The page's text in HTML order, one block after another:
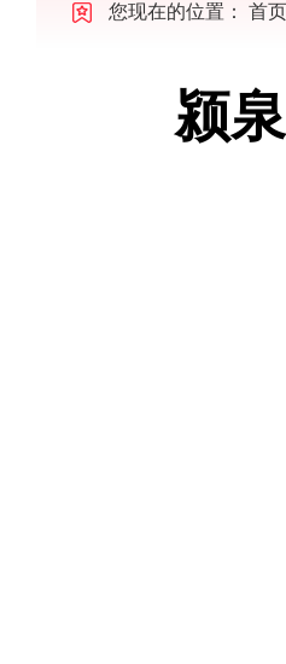
您现在的位置： 首页
颍